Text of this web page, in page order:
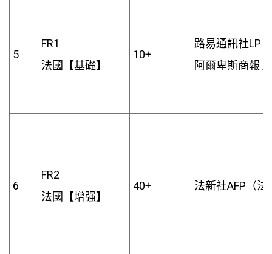
5
FR1
法國【基礎】
10+
路易通訊社LP
阿爾卑斯商報 /
6
FR2
法國【增强】
40+ 法新社AFP（